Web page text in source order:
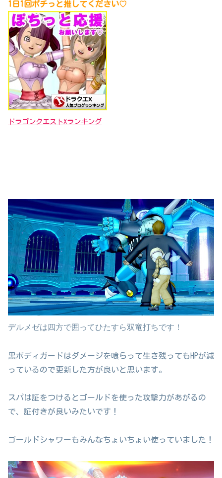
1日1回ポチっと推してください♡
ドラゴンクエストXランキング
デルメゼは四方で囲ってひたすら双竜打ちです！
黒ボディガードはダメージを喰らって生き残ってもHPが減
っているので更新した方が良いと思います。
スパは証をつけるとゴールドを使った攻撃力があがるの
で、証付きが良いみたいです！
ゴールドシャワーもみんなちょいちょい使っていました！